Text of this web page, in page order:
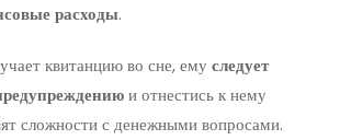
расходы.
квитанцию во сне, емуследует
и отнестись к нему
сложности с денежными вопросами.